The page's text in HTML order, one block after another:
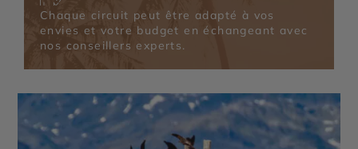
Chaque circuit peut être adapté à vos
envies et votre budget en échangeant avec
nos conseillers experts.